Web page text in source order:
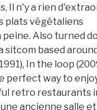
Il n'y a rien
plats végétaliens
Also turned
sitcom based
In the loop
perfect way to
retro restaurants
ancienne salle